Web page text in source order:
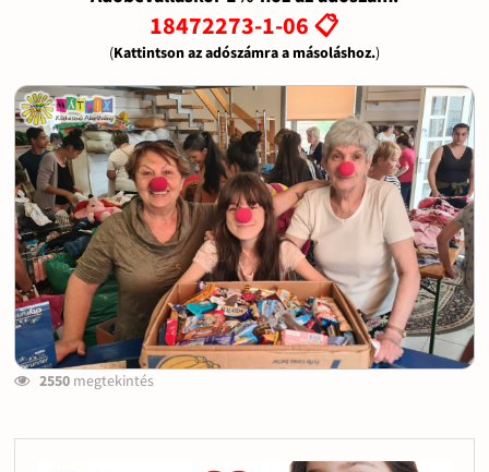
18472273-1-06 📋
(Kattintson az adószámra a másoláshoz.)
2550megtekintés